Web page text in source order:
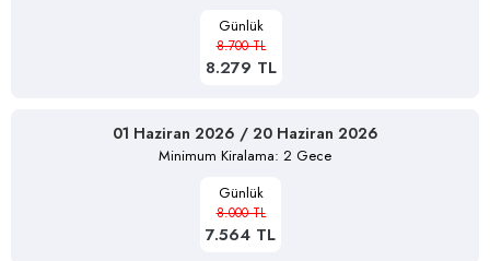
Günlük
8.700 TL
8.279 TL
01 Haziran 2026 / 20 Haziran 2026
Minimum Kiralama: 2 Gece
Günlük
8.000 TL
7.564 TL